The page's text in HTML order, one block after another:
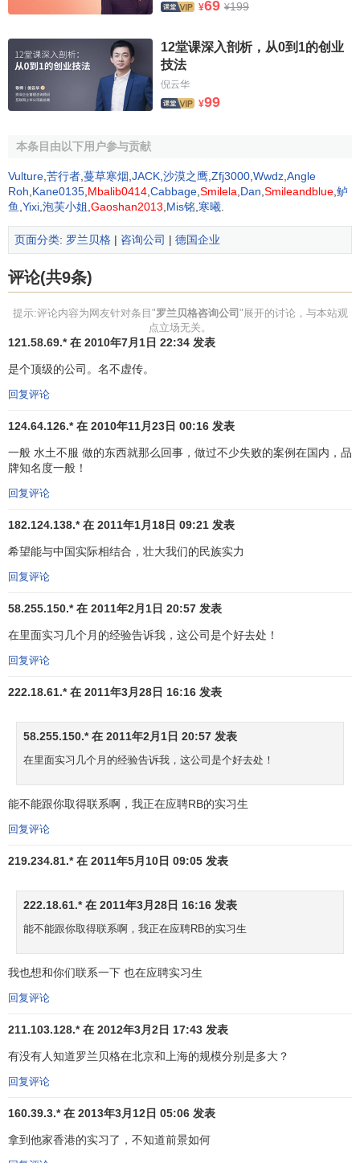
负责人。经过长期而精心的准备，新一代管理层成功地接过
了罗兰·贝格公司的接力棒。
2004年10月，罗兰·贝格公司对最高管理层进行了扩充，
德克·瑞特先生和文森特·麦西尔先生加入公司执行委员会。布
克哈德·施万克先生被选举为首席执行官
的国际化扩张提供了更有力的支持。2006年12月，合伙人再
次推选原执委会继任。
一个来自欧洲的成功故事
如今，罗兰·贝格战略咨询公司已成为一家由130名合伙
人所共有独立咨询机构。作为一家业务国际化的前沿战略咨
询公司，它在欧洲市场上稳居于咨询公司前三名，并在
战略 咨询市场上跻身前十。当年从事营销咨询 业务的个人公
司如今已成为拥有15个全球能力中心、针对顾客的各种需求
定制多样化解决方案的跨国企业。
在常规的咨询业务以外，罗兰·贝格战略咨询公司也在
究和开发
界的各种商业和管理话题。1998年，公司建立了“罗兰·贝格
员，使得公司能够不断与学术精英交流理论和实践知识。此
其中担任主席职务。公司的学术研究成果--“罗兰·贝格战略咨
询公司学术网络论文系列”和“欧洲管理论文系列”等广受关
罗兰贝格创始人简介
略咨询公司的监事会主席。他曾于德国汉堡和慕尼黑求学，
获得慕尼黑大学
罗兰·贝格先生于1967年创立自己的公司。今天，罗兰·
一，在全世界23个国家设有33个办事处。2003年公司咨询费
用收入达6亿美元 ，全球共拥有1,685名雇员，其中咨询顾问
罗兰·贝格先生在1971年至1972年期间担任慕尼黑技术
大学营销和广告系客座讲师，从1996年起担任位于德国布兰
2000年起成为该校的荣誉教授。他是慕尼黑技术大学和慕尼
经济研究协会的理事会成员，埃尔福特大学校董事会成员，
以及欧洲最好的商学院 — 枫丹白露Insead
罗兰·贝格先生还是位于巴伐利亚和图林根州的芬兰共和
国的名誉总领事。
罗兰·贝格先生是众多咨询协会和团体的成员。作为咨询
行业的专业人士，他被推选为美国管理咨询公司协会
曾被德国总理施罗德提名为“敌意收购
¥69 ¥199
12堂课深入剖析，从0到1的创业
技法
倪云华
¥99
本条目由以下用户参与贡献
Vulture 苦行者 蔓草寒烟 JACK 沙漠之鹰 Zfj3000 Wwdz Angle
Roh Kane0135 Mbalib0414 Cabbage Smilela Dan Smileandblue 鲈
鱼 Yixi 泡芙小姐 Gaoshan2013 Mis铭 寒曦
页面分类: 罗兰贝格 | 咨询公司 | 德国企业
评论(共9条)
提示:评论内容为网友针对条目"罗兰贝格咨询公司"展开的讨论，与本站观
点立场无关。
121.58.69.* 在 2010年7月1日 22:34 发表
是个顶级的公司。名不虚传。
回复评论
124.64.126.* 在 2010年11月23日 00:16 发表
一般 水土不服 做的东西就那么回事，做过不少失败的案例在国内，品
牌知名度一般！
回复评论
182.124.138.* 在 2011年1月18日 09:21 发表
希望能与中国实际相结合，壮大我们的民族实力
回复评论
58.255.150.* 在 2011年2月1日 20:57 发表
在里面实习几个月的经验告诉我，这公司是个好去处！
回复评论
222.18.61.* 在 2011年3月28日 16:16 发表
58.255.150.* 在 2011年2月1日 20:57 发表
在里面实习几个月的经验告诉我，这公司是个好去处！
能不能跟你取得联系啊，我正在应聘RB的实习生
回复评论
219.234.81.* 在 2011年5月10日 09:05 发表
222.18.61.* 在 2011年3月28日 16:16 发表
能不能跟你取得联系啊，我正在应聘RB的实习生
我也想和你们联系一下 也在应聘实习生
回复评论
211.103.128.* 在 2012年3月2日 17:43 发表
有没有人知道罗兰贝格在北京和上海的规模分别是多大？
回复评论
160.39.3.* 在 2013年3月12日 05:06 发表
拿到他家香港的实习了，不知道前景如何